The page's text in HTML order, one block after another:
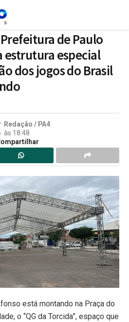
de Paulo
estrutura especial
dos jogos do Brasil
Redação / PA4
às 18:48
está montando na Praça do
o “QG da Torcida”, espaço que